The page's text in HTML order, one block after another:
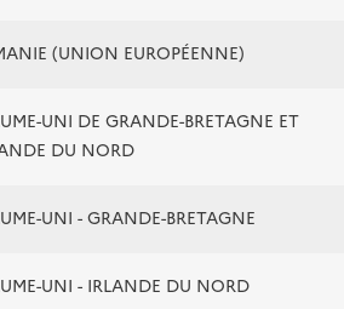
(UNION EUROPÉENNE)
UNI DE GRANDE-BRETAGNE ET
DU NORD
UNI - GRANDE-BRETAGNE
UNI - IRLANDE DU NORD